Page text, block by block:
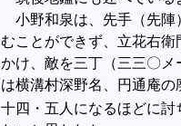
小野和泉は、先手（先陣
むことができず、立花右
かけ、敵を三丁（三三〇
は横溝村深野名、円通庵
十四・五人になるほどに討